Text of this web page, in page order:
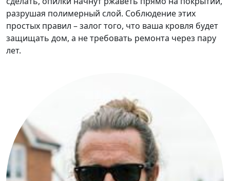
разрушая полимерный слой. Соблюдение этих
простых правил – залог того, что ваша кровля будет
защищать дом, а не требовать ремонта через пару
лет.